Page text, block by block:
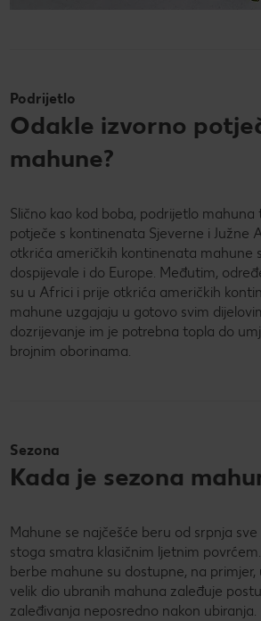
Podrijetlo
Odakle izvorno
mahune?
Slično kao kod boba, podrijetlo
potječe s kontinenata Sjeverne i Južne
otkrića američkih kontinenata mahune
dospijevale i do Europe. Međutim,
su u Africi i prije otkrića američkih
mahune uzgajaju u gotovo svim
dozrijevanje im je potrebna topla do
brojnim oborinama.
Sezona
Kada je sezona
Mahune se najčešće beru od srpnja
stoga smatra klasičnim ljetnim
berbe mahune su dostupne, na
velik dio ubranih mahuna zaleđuje
zaleđivanja neposredno nakon ubiranja.